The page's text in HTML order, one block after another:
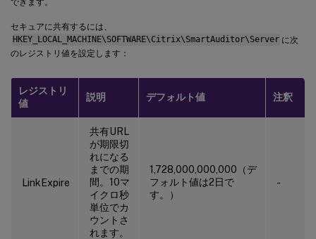
セキュアに共有するには、
HKEY_LOCAL_MACHINE\SOFTWARE\Citrix\SmartAuditor\Server に次
のレジストリ値を設定します：
レジストリ
値
説明 デフォルト値 注釈
LinkExpire
共有URL
が期限切
れになる
までの期
間。10マ
イクロ秒
単位でカ
ウントさ
れます。
1,728,000,000,000（デ
フォルト値は2日で
す。）
-